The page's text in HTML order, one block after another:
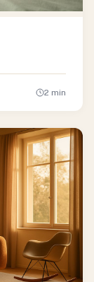
2 min